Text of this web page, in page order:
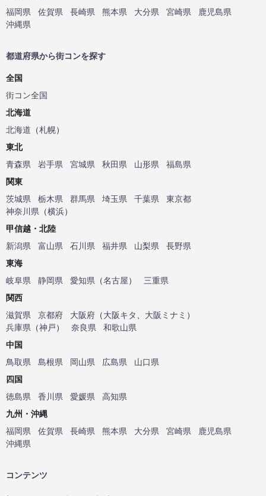
福岡県
佐賀県 長崎県 熊本県 大分県 宮崎県
鹿児島県
沖縄県
都道府県から街コンを探す
全国
街コン全国
北海道
北海道 （札幌）
東北
青森県
岩手県 宮城県 秋田県 山形県
福島県
関東
茨城県
栃木県 群馬県 埼玉県 千葉県
東京都
神奈川県 （横浜）
甲信越・北陸
新潟県
富山県 石川県 福井県 山梨県
長野県
東海
岐阜県
静岡県 愛知県 （名古屋）
三重県
関西
滋賀県
京都府 大阪府 （大阪キタ 大阪ミナミ ）
兵庫県 （神戸） 奈良県
和歌山県
中国
鳥取県
島根県 岡山県 広島県
山口県
四国
徳島県
香川県 愛媛県
高知県
九州・沖縄
福岡県
佐賀県 長崎県 熊本県 大分県 宮崎県
鹿児島県
沖縄県
コンテンツ